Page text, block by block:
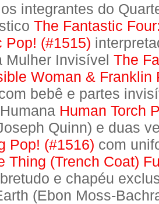
integrantes do
The Fantastic
Pop! (#1515)
Mulher Invisível The
Woman & Franklin
bebê e partes
Human Torch
Quinn) e duas
Pop! (#1516) com
Thing (Trench Coat)
e chapéu
(Ebon Moss-